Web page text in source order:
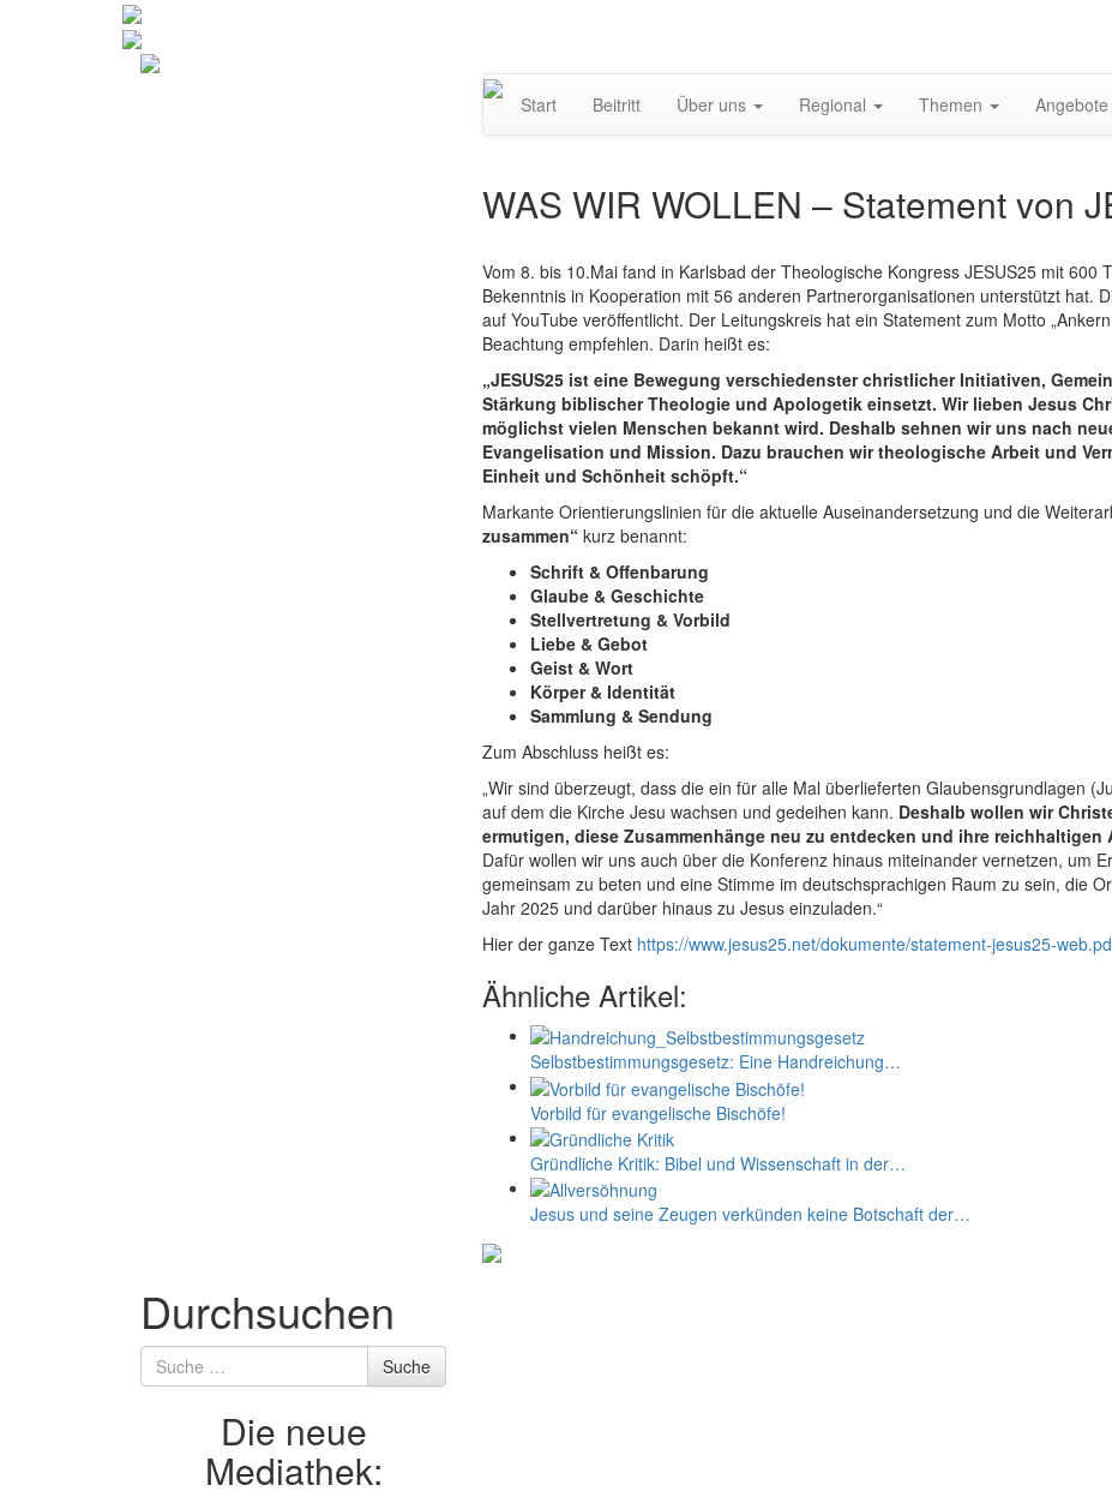
Navigation
umschalten
Start Beitritt Über uns Regional Themen Angebote
WAS WIR WOLLEN – Statement von
Vom 8. bis 10.Mai fand in Karlsbad der Theologische Kongress JESUS25 mit 600
Bekenntnis in Kooperation mit 56 anderen Partnerorganisationen unterstützt hat.
auf YouTube veröffentlicht. Der Leitungskreis hat ein Statement zum Motto
Beachtung empfehlen. Darin heißt es:
„JESUS25 ist eine Bewegung verschiedenster christlicher Initiativen,
Stärkung biblischer Theologie und Apologetik einsetzt. Wir lieben Jesus
möglichst vielen Menschen bekannt wird. Deshalb sehnen wir uns nach
Evangelisation und Mission. Dazu brauchen wir theologische Arbeit und
Einheit und Schönheit schöpft.“
Markante Orientierungslinien für die aktuelle Auseinandersetzung und die
zusammen“ kurz benannt:
Schrift & Offenbarung
Glaube & Geschichte
Stellvertretung & Vorbild
Liebe & Gebot
Geist & Wort
Körper & Identität
Sammlung & Sendung
Zum Abschluss heißt es:
„Wir sind überzeugt, dass die ein für alle Mal überlieferten Glaubensgrundlagen
auf dem die Kirche Jesu wachsen und gedeihen kann. Deshalb wollen wir
ermutigen, diese Zusammenhänge neu zu entdecken und ihre
Dafür wollen wir uns auch über die Konferenz hinaus miteinander vernetzen, um
gemeinsam zu beten und eine Stimme im deutschsprachigen Raum zu sein, die
Jahr 2025 und darüber hinaus zu Jesus einzuladen.“
Hier der ganze Text https://www.jesus25.net/dokumente/statement-jesus25-
Ähnliche Artikel:
Selbstbestimmungs­­­­­­­gesetz: Eine Handreichung…
Vorbild für evangelische Bischöfe!
Gründliche Kritik: Bibel und Wissenschaft in der…
Jesus und seine Zeugen verkünden keine Botschaft der…
Durchsuchen
Suche
nach
Suche
Die neue
Mediathek: